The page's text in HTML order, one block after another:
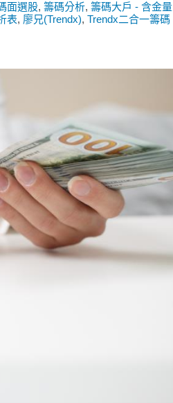
面選股, 籌碼分析, 籌碼大戶 - 含金量
表, 廖兄(Trendx), Trendx二合一籌碼